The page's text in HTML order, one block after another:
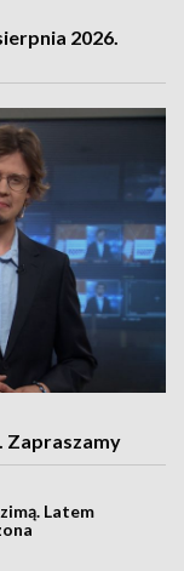
2026.
Zapraszamy
Latem